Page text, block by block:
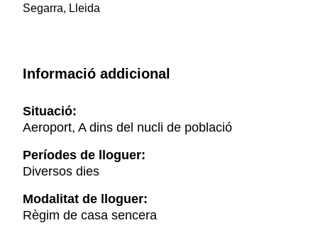
Segarra, Lleida
Informació addicional
Situació:
Aeroport, A dins del nucli de població
Períodes de lloguer:
Diversos dies
Modalitat de lloguer:
Règim de casa sencera